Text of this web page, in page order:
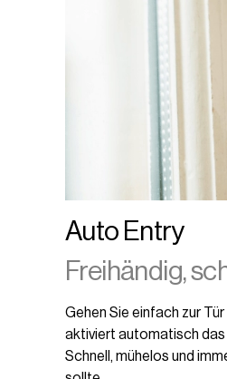
Auto Entry
Freihändig,
Gehen Sie einfach zur
aktiviert automatisch das
Schnell, mühelos und